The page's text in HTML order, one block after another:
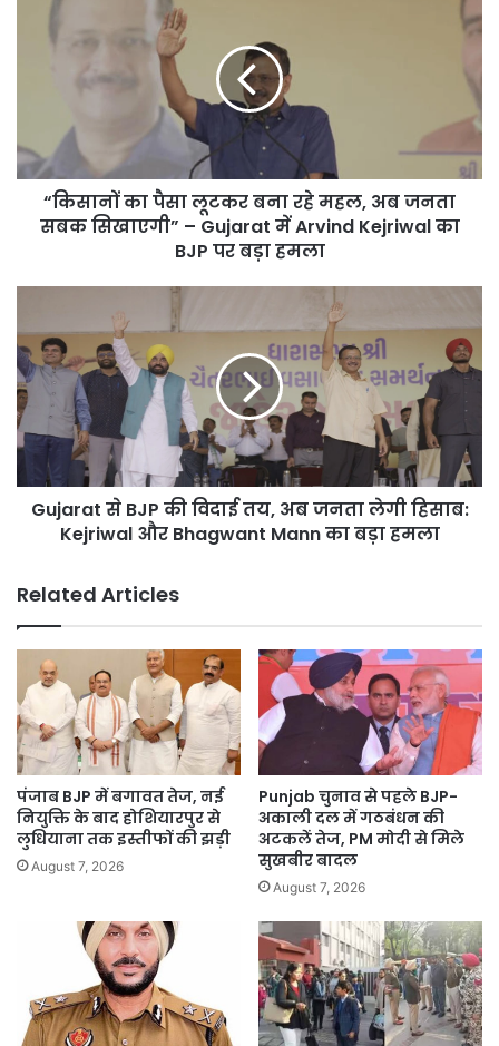
अब
जनता
सिखाएगी”
Kejriwal
का
BJP
पर
बड़ा
“किसानों का पैसा लूटकर बना रहे महल, अब जनता
सबक सिखाएगी” – Gujarat में Arvind Kejriwal का
BJP पर बड़ा हमला
BJP
की
विदाई
तय,
अब
लेगी
हिसाब:
Kejriwal
Mann
का
बड़ा
हमला
Gujarat से BJP की विदाई तय, अब जनता लेगी हिसाब:
Kejriwal और Bhagwant Mann का बड़ा हमला
Related Articles
पंजाब BJP में बगावत तेज, नई
नियुक्ति के बाद होशियारपुर से
लुधियाना तक इस्तीफों की झड़ी
August 7, 2026
Punjab चुनाव से पहले BJP-
अकाली दल में गठबंधन की
अटकलें तेज, PM मोदी से मिले
सुखबीर बादल
August 7, 2026